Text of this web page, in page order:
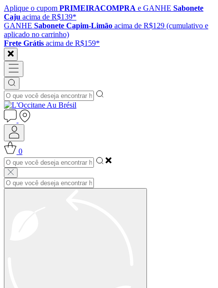
Aplique o cupom PRIMEIRACOMPRA e GANHE Sabonete
Caju acima de R$139*
GANHE Sabonete Capim-Limão acima de R$129 (cumulativo e
aplicado no carrinho)
Frete Grátis acima de R$159*
0